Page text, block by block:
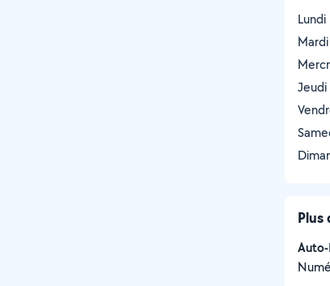
Lundi
Jeudi
Plus